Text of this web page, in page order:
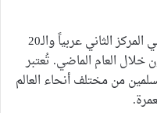
حلت العاصمة المقدسة، مكة المكرمة، في المركز الثاني عربياً والـ20
زائرين بلغ نحو 9.833 مليون خلال العام الماضي. تُعتبر
من مختلف أنحاء العالم